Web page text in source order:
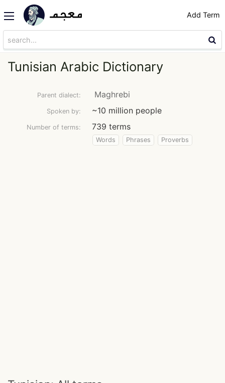
Add Term
Tunisian Arabic Dictionary
Parent dialect: Maghrebi
Spoken by: ~10 million people
Number of terms: 739 terms
Words Phrases Proverbs